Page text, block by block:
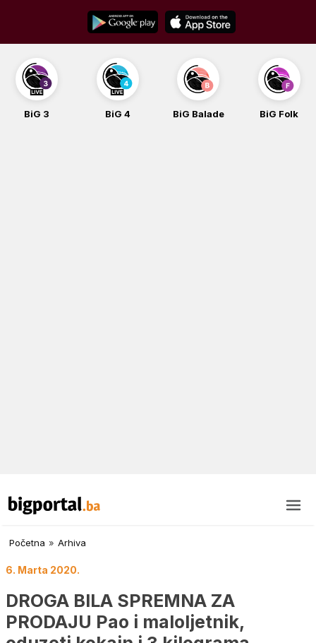
content
BiG 3 BiG 4 BiG Balade BiG Folk
Početna » Arhiva
6. Marta 2020.
DROGA BILA SPREMNA ZA
PRODAJU Pao i maloljetnik,